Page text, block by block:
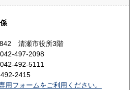
清瀬市役所3階
497-2098
492-5111
2415
用フォームをご利用ください。